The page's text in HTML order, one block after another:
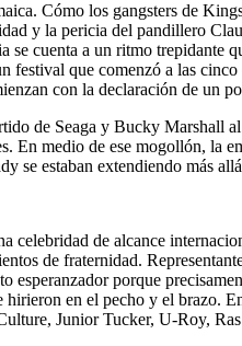
Cómo los gangsters de
y la pericia del pandillero
se cuenta a un ritmo trepidante
festival que comenzó a las
con la declaración de un
de Seaga y Bucky Marshall
En medio de ese mogollón, la
se estaban extendiendo más
celebridad de alcance
de fraternidad.
esperanzador porque
hirieron en el pecho y el brazo.
Junior Tucker, U-Roy,